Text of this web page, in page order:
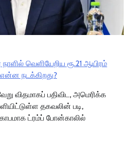
வெளியேறிய ரூ.21 ஆயிரம்
நடக்கிறது?
விதமாகப் பதிவிட, அமெரிக்க
தகவலின் படி,
ட்ரம்ப் போன்காலில்